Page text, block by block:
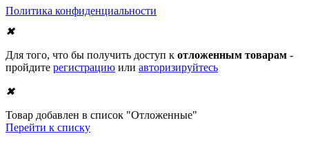
Политика конфиденциальности
✖
Для того, что бы получить доступ к отложенным товарам -
пройдите регистрацию или авторизируйтесь
✖
Товар добавлен в список "Отложенные"
Перейти к списку